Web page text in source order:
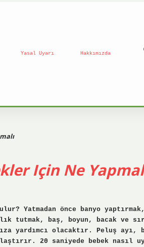
Yasal Uyarı Hakkımızda
Için Ne
Yatmadan önce banyo
tutmak, baş, boyun, bacak ve
yardımcı olacaktır. Peluş ayı,
20 saniyede bebek nasıl